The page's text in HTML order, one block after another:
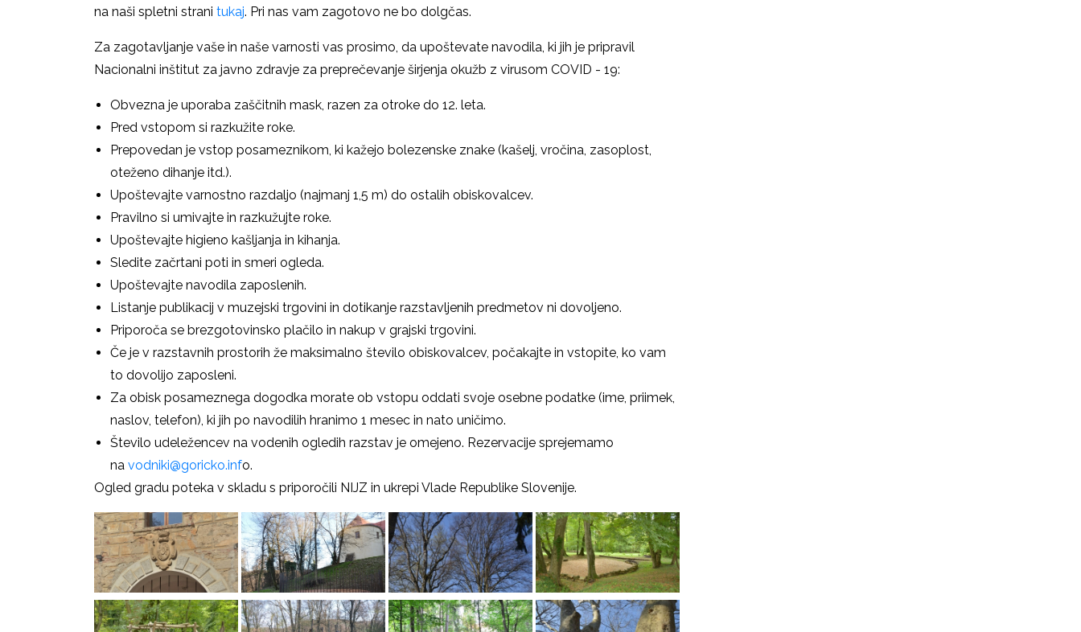
na naši spletni strani tukaj. Pri nas vam zagotovo ne bo dolgčas.
Za zagotavljanje vaše in naše varnosti vas prosimo, da upoštevate navodila, ki jih je pripravil
Nacionalni inštitut za javno zdravje za preprečevanje širjenja okužb z virusom COVID - 19:
Obvezna je uporaba zaščitnih mask, razen za otroke do 12. leta.
Pred vstopom si razkužite roke.
Prepovedan je vstop posameznikom, ki kažejo bolezenske znake (kašelj, vročina, zasoplost,
oteženo dihanje itd.).
Upoštevajte varnostno razdaljo (najmanj 1,5 m) do ostalih obiskovalcev.
Pravilno si umivajte in razkužujte roke.
Upoštevajte higieno kašljanja in kihanja.
Sledite začrtani poti in smeri ogleda.
Upoštevajte navodila zaposlenih.
Listanje publikacij v muzejski trgovini in dotikanje razstavljenih predmetov ni dovoljeno.
Priporoča se brezgotovinsko plačilo in nakup v grajski trgovini.
Če je v razstavnih prostorih že maksimalno število obiskovalcev, počakajte in vstopite, ko vam
to dovolijo zaposleni.
Za obisk posameznega dogodka morate ob vstopu oddati svoje osebne podatke (ime, priimek,
naslov, telefon), ki jih po navodilih hranimo 1 mesec in nato uničimo.
Število udeležencev na vodenih ogledih razstav je omejeno. Rezervacije sprejemamo
na vodniki@goricko.info.
Ogled gradu poteka v skladu s priporočili NIJZ in ukrepi Vlade Republike Slovenije.